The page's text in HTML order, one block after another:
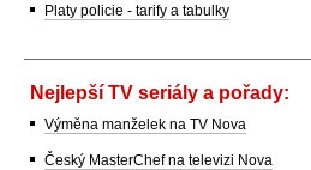
Platy policie - tarify a tabulky
Nejlepší TV seriály a pořady:
Výměna manželek na TV Nova
Český MasterChef na televizi Nova